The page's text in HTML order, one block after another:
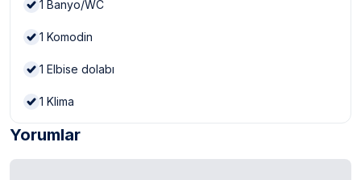
1 Banyo/WC
1 Komodin
1 Elbise dolabı
1 Klima
Yorumlar